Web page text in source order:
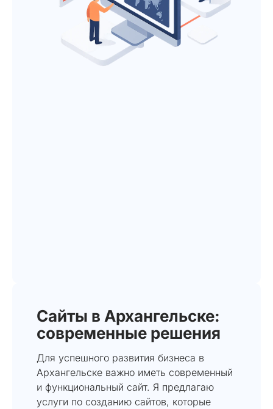
Сайты в Архангельске:
современные решения
Для успешного развития бизнеса в
Архангельске важно иметь современный
и функциональный сайт. Я предлагаю
услуги по созданию сайтов, которые